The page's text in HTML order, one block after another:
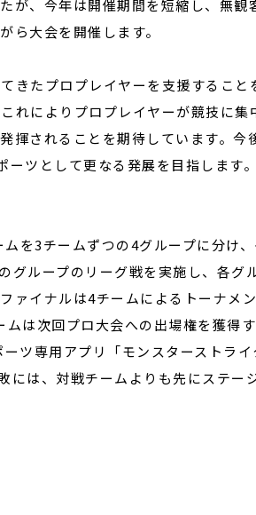
が、今年は開催期間を短縮し、無観
ら大会を開催します。
きたプロプレイヤーを支援するこ
れによりプロプレイヤーが競技に
揮されることを期待しています。
ツとして更なる発展を目指します。
を3チームずつの4グループに分け
グループのリーグ戦を実施し、各グ
ァイナルは4チームによるトーナメ
は次回プロ大会への出場権を獲得
ツ専用アプリ「モンスターストライ
は、対戦チームよりも先にステー